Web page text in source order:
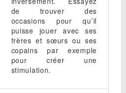
de trouver des
occasions pour qu’il
puisse jouer avec ses
frères et sœurs ou ses
copains par exemple
pour créer une
stimulation.